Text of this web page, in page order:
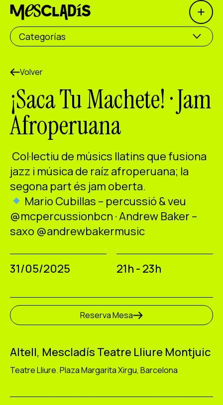
Open
Productora social
Productora de experiencias
Productora de empleo
Productora de conocimiento
Productora cultural
Agenda
Nuestros talleres
Blog
Contacto
ES CA EN
Categorías
Volver
¡Saca Tu Machete! · Jam
Afroperuana
Col·lectiu de músics llatins que fusiona
jazz i música de raíz afroperuana; la
segona part és jam oberta.
Mario Cubillas – percussió & veu
@mcpercussionbcn · Andrew Baker –
saxo @andrewbakermusic
31/05/2025 21h - 23h
Reserva Mesa
Altell, Mescladís Teatre Lliure Montjuic
Teatre Lliure. Plaza Margarita Xirgu, Barcelona